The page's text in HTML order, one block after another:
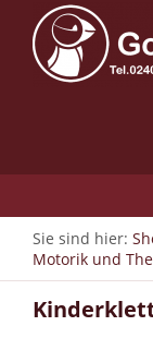
Sie sind hier:
Motorik und